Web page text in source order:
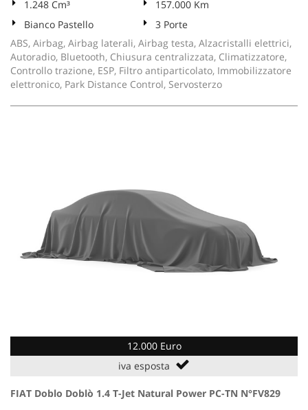
1.248 Cm³
157.000 Km
Bianco Pastello
3 Porte
ABS, Airbag, Airbag laterali, Airbag testa, Alzacristalli elettrici,
Autoradio, Bluetooth, Chiusura centralizzata, Climatizzatore,
Controllo trazione, ESP, Filtro antiparticolato, Immobilizzatore
elettronico, Park Distance Control, Servosterzo
12.000 Euro
iva esposta
FIAT Doblo Doblò 1.4 T-Jet Natural Power PC-TN N°FV829